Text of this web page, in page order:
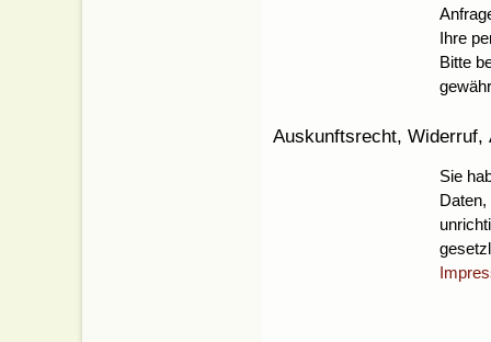
Ihre
Bitte
Auskunftsrecht,
Sie